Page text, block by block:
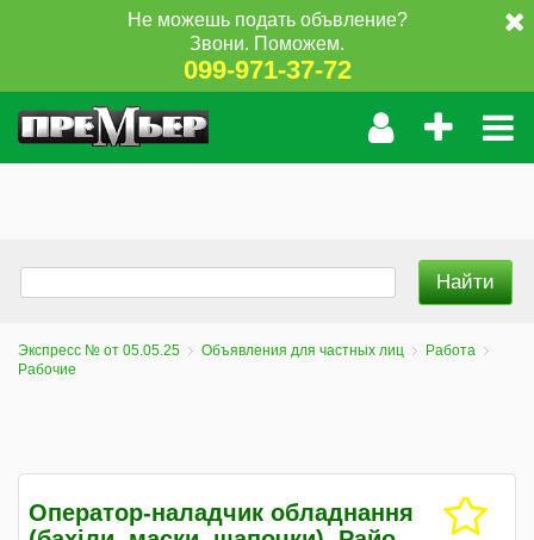
Не можешь подать объвление?
Звони. Поможем.
099-971-37-72
Экспресс № от 05.05.25 Объявления для частных лиц
Работа
Рабочие
Оператор-наладчик обладнання